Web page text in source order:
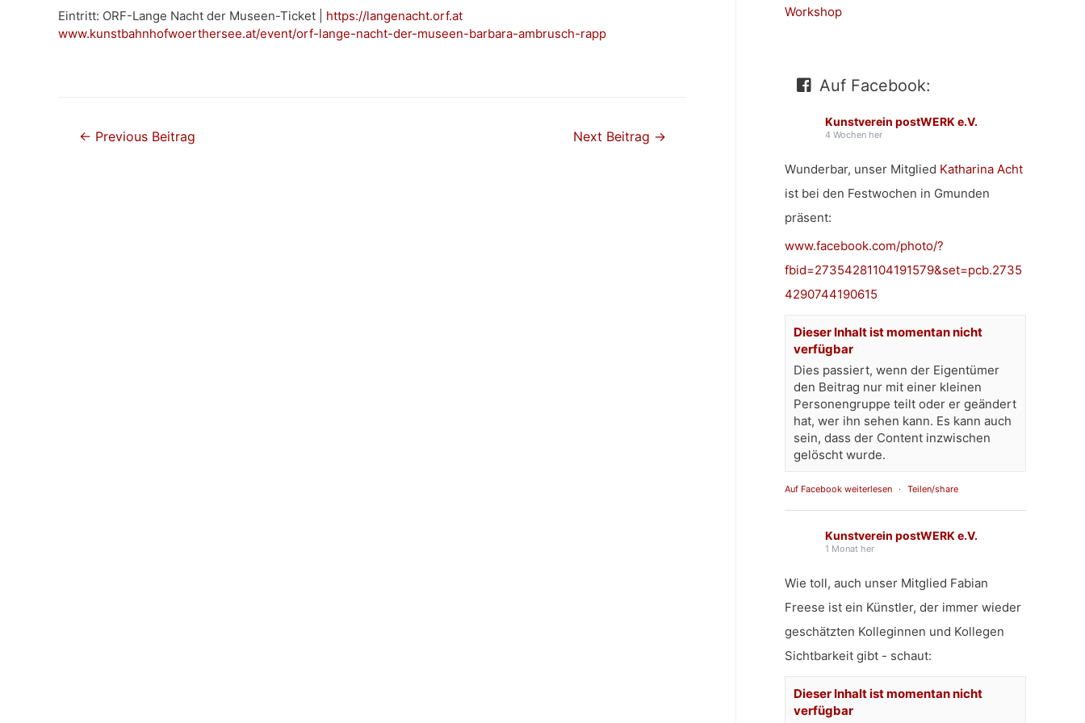
Eintritt: ORF-Lange Nacht der Museen-Ticket | https://langenacht.orf.at
www.kunstbahnhofwoerthersee.at/event/orf-lange-nacht-der-museen-barbara-ambrusch-rapp
Beitragsnavigation
← Previous Beitrag Next Beitrag →
Workshop
Auf Facebook:
Kunstverein postWERK e.V.
4 Wochen her
Wunderbar, unser Mitglied Katharina Acht
ist bei den Festwochen in Gmunden
präsent:
www.facebook.com/photo/?
fbid=27354281104191579&set=pcb.2735
4290744190615
Dieser Inhalt ist momentan nicht
verfügbar
Dies passiert, wenn der Eigentümer
den Beitrag nur mit einer kleinen
Personengruppe teilt oder er geändert
hat, wer ihn sehen kann. Es kann auch
sein, dass der Content inzwischen
gelöscht wurde.
Auf Facebook weiterlesen · Teilen/share
Kunstverein postWERK e.V.
1 Monat her
Wie toll, auch unser Mitglied Fabian
Freese ist ein Künstler, der immer wieder
geschätzten Kolleginnen und Kollegen
Sichtbarkeit gibt - schaut:
Dieser Inhalt ist momentan nicht
verfügbar